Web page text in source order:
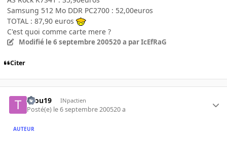
Samsung 512 Mo DDR PC2700 : 52,00euros
TOTAL : 87,90 euros
C'est quoi comme carte mere ?
Modifié le 6 septembre 200520 a par IcEfRaG
Citer
tifou19 INpactien
Posté(e) le 6 septembre 200520 a
AUTEUR